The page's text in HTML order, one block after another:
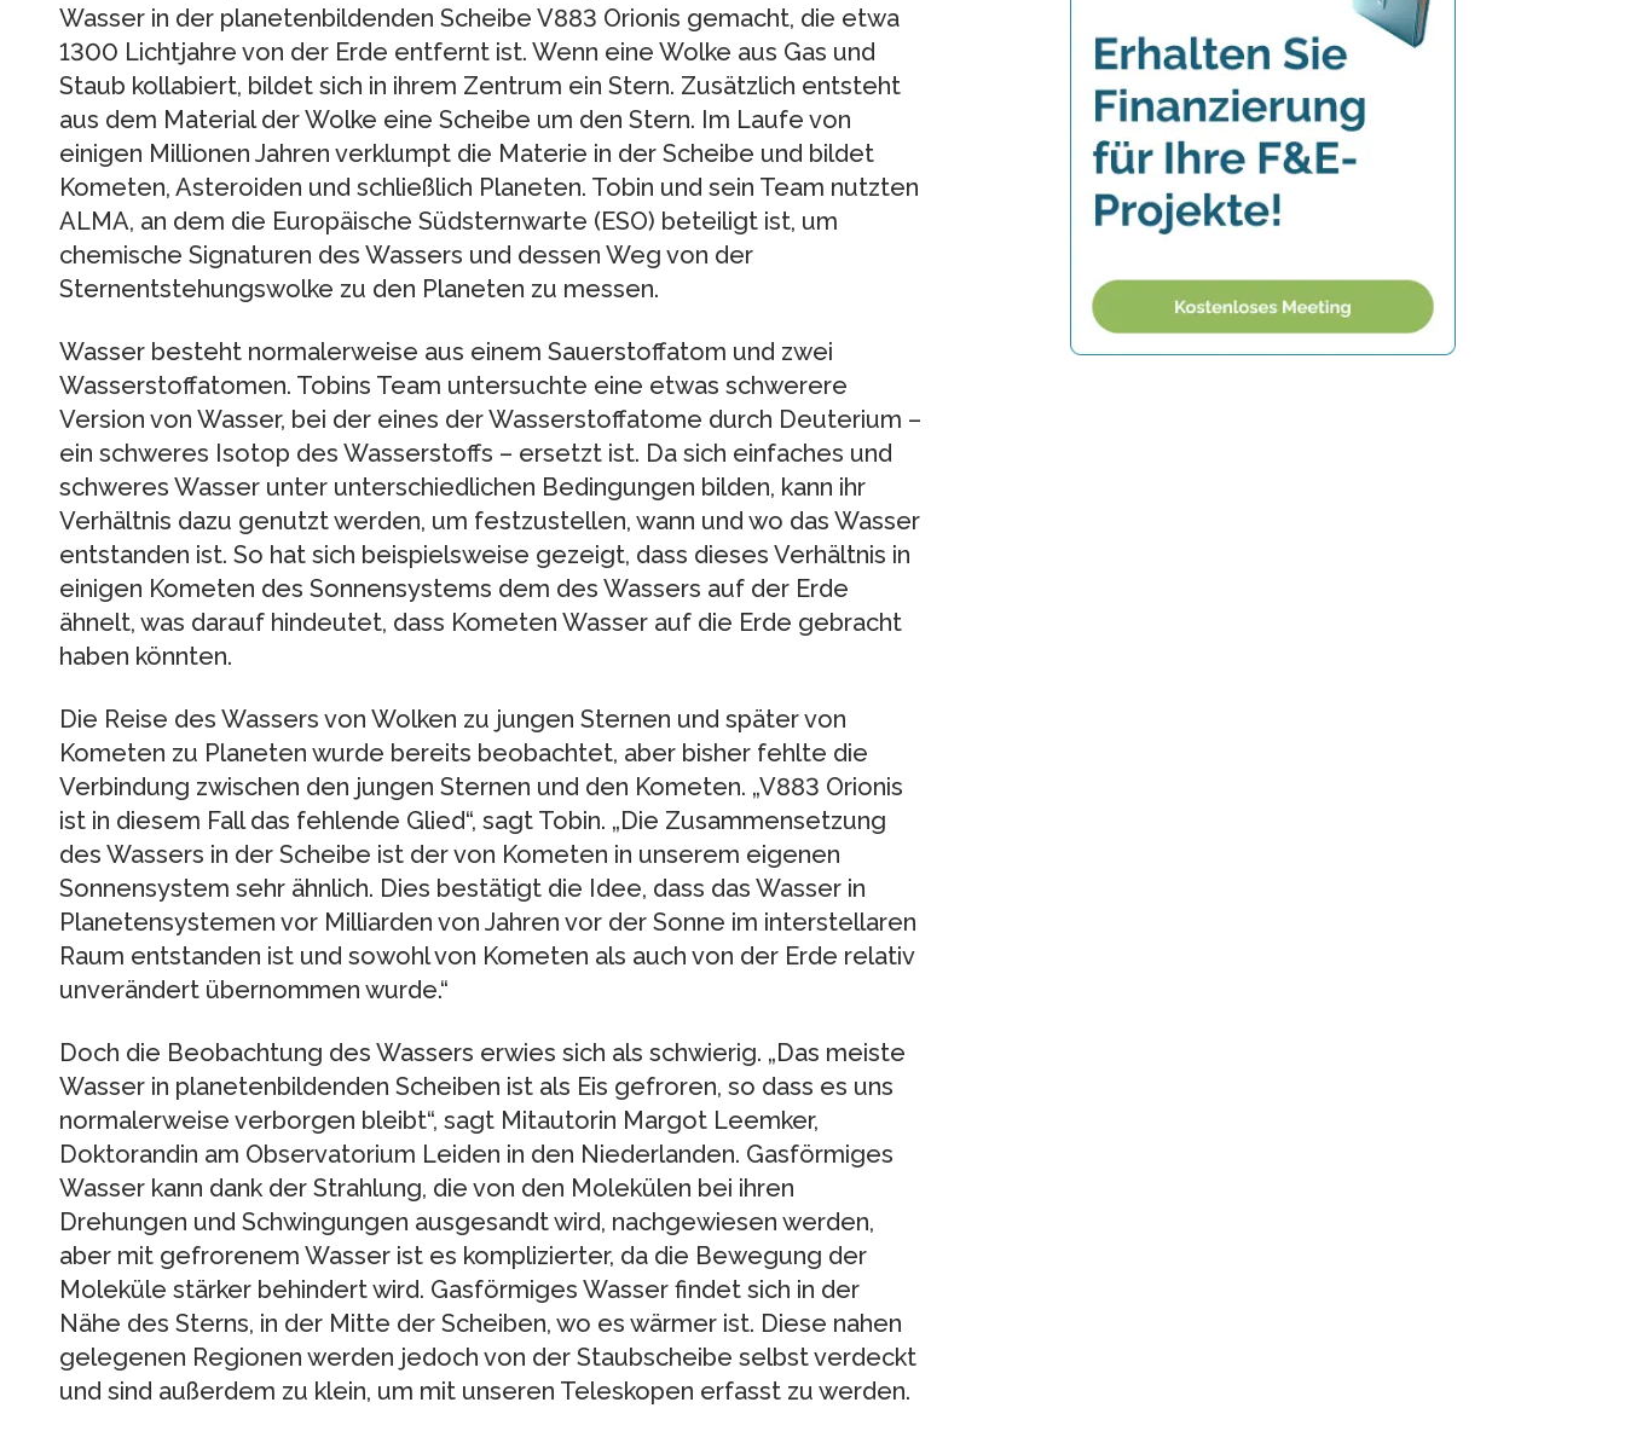
Wasser in der planetenbildenden Scheibe V883 Orionis gemacht, die etwa
1300 Lichtjahre von der Erde entfernt ist. Wenn eine Wolke aus Gas und
Staub kollabiert, bildet sich in ihrem Zentrum ein Stern. Zusätzlich entsteht
aus dem Material der Wolke eine Scheibe um den Stern. Im Laufe von
einigen Millionen Jahren verklumpt die Materie in der Scheibe und bildet
Kometen, Asteroiden und schließlich Planeten. Tobin und sein Team nutzten
ALMA, an dem die Europäische Südsternwarte (ESO) beteiligt ist, um
chemische Signaturen des Wassers und dessen Weg von der
Sternentstehungswolke zu den Planeten zu messen.
Wasser besteht normalerweise aus einem Sauerstoffatom und zwei
Wasserstoffatomen. Tobins Team untersuchte eine etwas schwerere
Version von Wasser, bei der eines der Wasserstoffatome durch Deuterium –
ein schweres Isotop des Wasserstoffs – ersetzt ist. Da sich einfaches und
schweres Wasser unter unterschiedlichen Bedingungen bilden, kann ihr
Verhältnis dazu genutzt werden, um festzustellen, wann und wo das Wasser
entstanden ist. So hat sich beispielsweise gezeigt, dass dieses Verhältnis in
einigen Kometen des Sonnensystems dem des Wassers auf der Erde
ähnelt, was darauf hindeutet, dass Kometen Wasser auf die Erde gebracht
haben könnten.
Die Reise des Wassers von Wolken zu jungen Sternen und später von
Kometen zu Planeten wurde bereits beobachtet, aber bisher fehlte die
Verbindung zwischen den jungen Sternen und den Kometen. „V883 Orionis
ist in diesem Fall das fehlende Glied“, sagt Tobin. „Die Zusammensetzung
des Wassers in der Scheibe ist der von Kometen in unserem eigenen
Sonnensystem sehr ähnlich. Dies bestätigt die Idee, dass das Wasser in
Planetensystemen vor Milliarden von Jahren vor der Sonne im interstellaren
Raum entstanden ist und sowohl von Kometen als auch von der Erde relativ
unverändert übernommen wurde.“
Doch die Beobachtung des Wassers erwies sich als schwierig. „Das meiste
Wasser in planetenbildenden Scheiben ist als Eis gefroren, so dass es uns
normalerweise verborgen bleibt“, sagt Mitautorin Margot Leemker,
Doktorandin am Observatorium Leiden in den Niederlanden. Gasförmiges
Wasser kann dank der Strahlung, die von den Molekülen bei ihren
Drehungen und Schwingungen ausgesandt wird, nachgewiesen werden,
aber mit gefrorenem Wasser ist es komplizierter, da die Bewegung der
Moleküle stärker behindert wird. Gasförmiges Wasser findet sich in der
Nähe des Sterns, in der Mitte der Scheiben, wo es wärmer ist. Diese nahen
gelegenen Regionen werden jedoch von der Staubscheibe selbst verdeckt
und sind außerdem zu klein, um mit unseren Teleskopen erfasst zu werden.